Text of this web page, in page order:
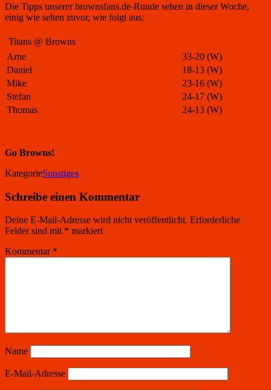
Die Tipps unserer brownsfans.de-Runde sehen in dieser Woche,
einig wie selten zuvor, wie folgt aus:
Titans @ Browns
Arne
33-20 (W)
Daniel
18-13 (W)
Mike
23-16 (W)
Stefan
24-17 (W)
Thomas
24-13 (W)
Go Browns!
KategorieSonstiges
Schreibe einen Kommentar
Deine E-Mail-Adresse wird nicht veröffentlicht. Erforderliche
Felder sind mit * markiert
Kommentar *
Name
E-Mail-Adresse